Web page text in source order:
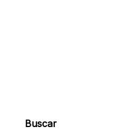
Buscar